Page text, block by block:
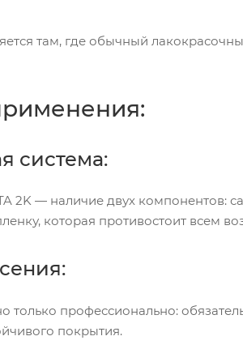
там, где обычный
система:
2K — наличие двух компонентов:
которая противостоит всем
только профессионально:
покрытия.